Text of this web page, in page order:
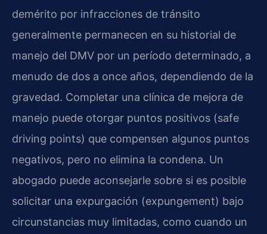
demérito por infracciones de tránsito
generalmente permanecen en su historial de
manejo del DMV por un período determinado, a
menudo de dos a once años, dependiendo de la
gravedad. Completar una clínica de mejora de
manejo puede otorgar puntos positivos (safe
driving points) que compensen algunos puntos
negativos, pero no elimina la condena. Un
abogado puede aconsejarle sobre si es posible
solicitar una expurgación (expungement) bajo
circunstancias muy limitadas, como cuando un